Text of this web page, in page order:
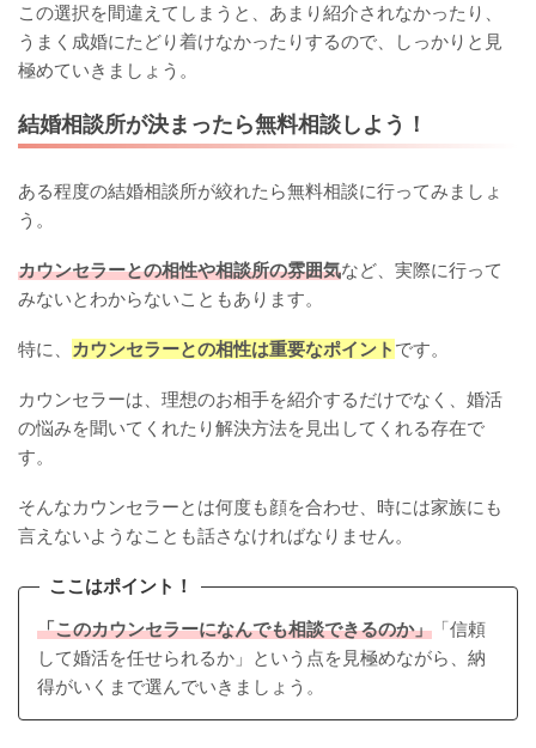
この選択を間違えてしまうと、あまり紹介されなかったり、
うまく成婚にたどり着けなかったりするので、しっかりと見
極めていきましょう。
結婚相談所が決まったら無料相談しよう！
ある程度の結婚相談所が絞れたら無料相談に行ってみましょ
う。
カウンセラーとの相性や相談所の雰囲気など、実際に行って
みないとわからないこともあります。
特に、 カウンセラーとの相性は重要なポイント です。
カウンセラーは、理想のお相手を紹介するだけでなく、婚活
の悩みを聞いてくれたり解決方法を見出してくれる存在で
す。
そんなカウンセラーとは何度も顔を合わせ、時には家族にも
言えないようなことも話さなければなりません。
ここはポイント！
「このカウンセラーになんでも相談できるのか」 「信頼
して婚活を任せられるか」という点を見極めながら、納
得がいくまで選んでいきましょう。